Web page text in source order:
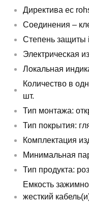
Директива ec
Соединения –
Степень защиты
Электрическая
Локальная
Количество в
шт.
Тип монтажа:
Тип покрытия:
Комплектация
Минимальная
Тип продукта:
Емкость
жесткий